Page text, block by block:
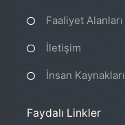
Faaliyet Alanları
İletişim
İnsan Kaynakları
Faydalı Linkler